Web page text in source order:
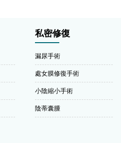
私密修復
漏尿手術
處女膜修復手術
小陰縮小手術
陰蒂囊腫